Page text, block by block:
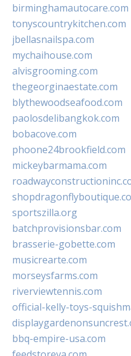
birminghamautocare.com
tonyscountrykitchen.com
jbellasnailspa.com
mychaihouse.com
alvisgrooming.com
thegeorginaestate.com
blythewoodseafood.com
paolosdelibangkok.com
bobacove.com
phoone24brookfield.com
mickeybarmama.com
sportszilla.org
batchprovisionsbar.com
brasserie-gobette.com
musicrearte.com
morseysfarms.com
riverviewtennis.com
official-kelly-toys-
bbq-empire-usa.com